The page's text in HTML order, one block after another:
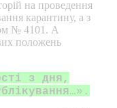
на проведення
карантину, а з
№ 4101. А
положень
з дня,
…».